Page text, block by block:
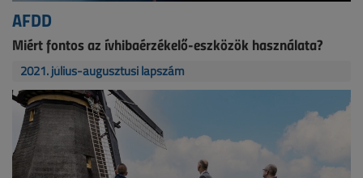
AFDD
Miért fontos az ívhibaérzékelő-eszközök használata?
2021. július-augusztusi lapszám